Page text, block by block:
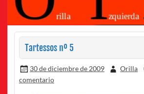
Tartessos nº 5
30 de diciembre de 2009 Orilla
comentario